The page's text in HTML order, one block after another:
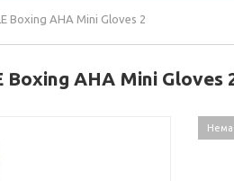
Boxing AHA Mini Gloves 2
AHA Mini Gloves